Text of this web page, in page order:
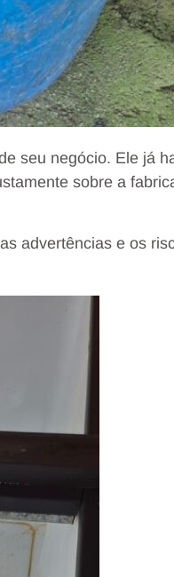
seu negócio. Ele já
sobre a
advertências e os